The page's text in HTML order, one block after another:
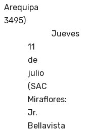
Arequipa
3495)
Jueves
11
de
julio
(SAC
Miraflores:
Jr.
Bellavista